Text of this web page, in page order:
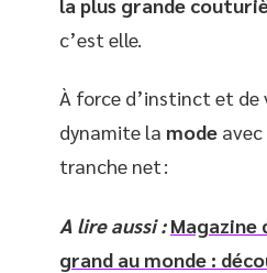
c’est elle.
À force d’instinct et de
dynamite la mode
tranche net :
A lire aussi : Magazine
grand au monde :